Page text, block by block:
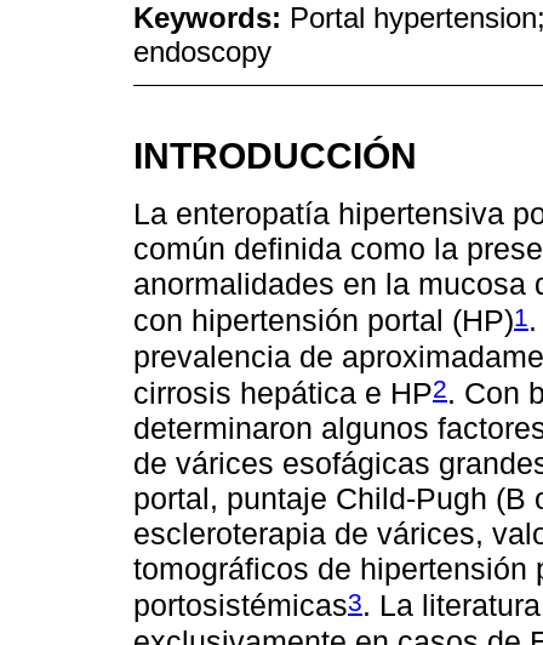
Keywords: Portal
endoscopy
INTRODUCCIÓN
La enteropatía hipertensiva
común definida como la
anormalidades en la mucosa
con hipertensión portal (HP)1
prevalencia de
cirrosis hepática e HP2. Con
determinaron algunos
de várices esofágicas
portal, puntaje Child-Pugh (B
escleroterapia de várices,
tomográficos de
portosistémicas3. La